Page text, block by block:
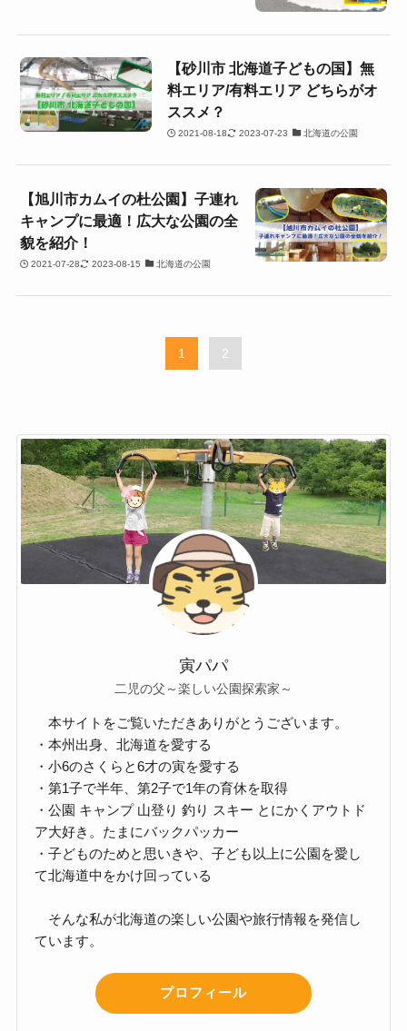
【砂川市 北海道子どもの国】無
料エリア/有料エリア どちらがオ
ススメ？
2021-08-18 2023-07-23 北海道の公園
【旭川市カムイの杜公園】子連れ
キャンプに最適！広大な公園の全
貌を紹介！
2021-07-28 2023-08-15 北海道の公園
1 2
寅パパ
二児の父～楽しい公園探索家～
本サイトをご覧いただきありがとうございます。
・本州出身、北海道を愛する
・小6のさくらと6才の寅を愛する
・第1子で半年、第2子で1年の育休を取得
・公園 キャンプ 山登り 釣り スキー とにかくアウトド
ア大好き。たまにバックパッカー
・子どものためと思いきや、子ども以上に公園を愛し
て北海道中をかけ回っている
そんな私が北海道の楽しい公園や旅行情報を発信し
ています。
プロフィール